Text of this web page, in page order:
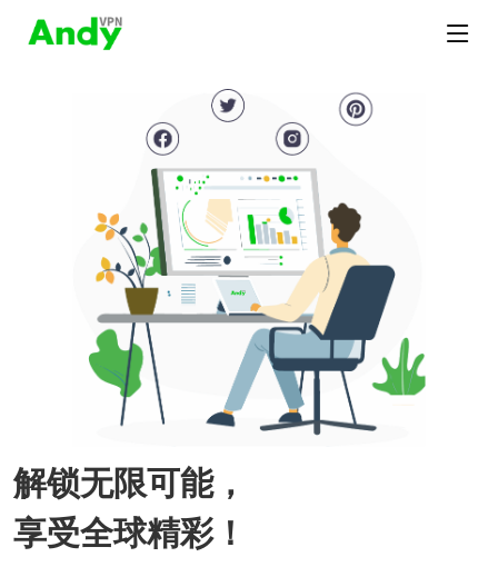
解锁无限可能，
享受全球精彩！